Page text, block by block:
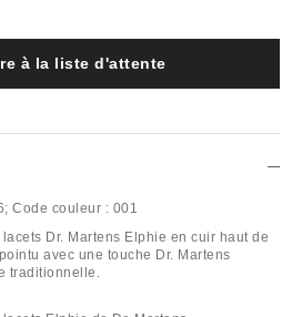
à la liste d'attente
Code couleur : 001
Dr. Martens Elphie en cuir haut de
avec une touche Dr. Martens
traditionnelle.